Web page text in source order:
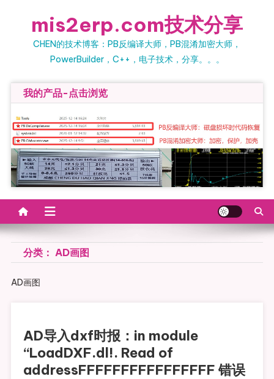
mis2erp.com技术分享
CHEN的技术博客：PB反编译大师，PB混淆加密大师，
PowerBuilder，C++，电子技术，分享。。。
我的产品-点击浏览
分类： AD画图
AD画图
AD导入dxf时报：in module
“LoadDXF.dl!. Read of
addressFFFFFFFFFFFFFFFF 错误